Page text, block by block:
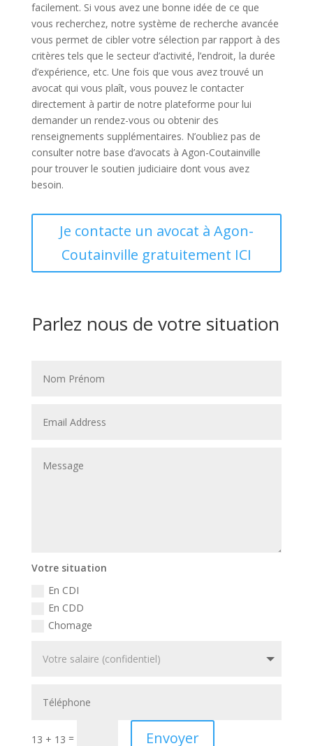
facilement. Si vous avez une bonne idée de ce que
vous recherchez, notre système de recherche avancée
vous permet de cibler votre sélection par rapport à des
critères tels que le secteur d’activité, l’endroit, la durée
d’expérience, etc. Une fois que vous avez trouvé un
avocat qui vous plaît, vous pouvez le contacter
directement à partir de notre plateforme pour lui
demander un rendez-vous ou obtenir des
renseignements supplémentaires. N’oubliez pas de
consulter notre base d’avocats à Agon-Coutainville
pour trouver le soutien judiciaire dont vous avez
besoin.
Je contacte un avocat à Agon-
Coutainville gratuitement ICI
Parlez nous de votre situation
Votre situation
En CDI
En CDD
Chomage
13 + 13 = Envoyer